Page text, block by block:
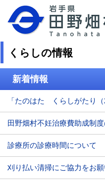
くらしの情報
新着情報
田野畑村不妊治療費助成制
診療所の診療時間について
刈り払い清掃にご協力をお